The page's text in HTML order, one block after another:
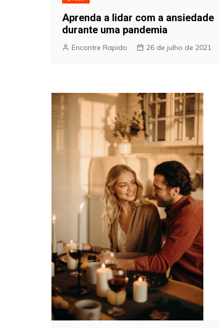
Aprenda a lidar com a ansiedade
durante uma pandemia
Encontre Rapido 26 de julho de 2021